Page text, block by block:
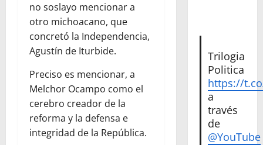
no soslayo mencionar a
otro michoacano, que
concretó la Independencia,
Agustín de Iturbide.
Preciso es mencionar, a
Melchor Ocampo como el
cerebro creador de la
reforma y la defensa e
integridad de la República.
Trilogia
Politica
https://
a
través
de
@YouTube